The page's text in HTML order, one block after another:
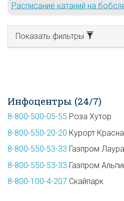
Расписание катаний на
Показать фильтры
Инфоцентры (24/7)
8-800-500-05-55 Роза Хутор
8-800-550-20-20 Курорт
8-800-550-53-33 Газпром Лаура
8-800-550-53-33 Газпром
8-800-100-4-207 Скайпарк